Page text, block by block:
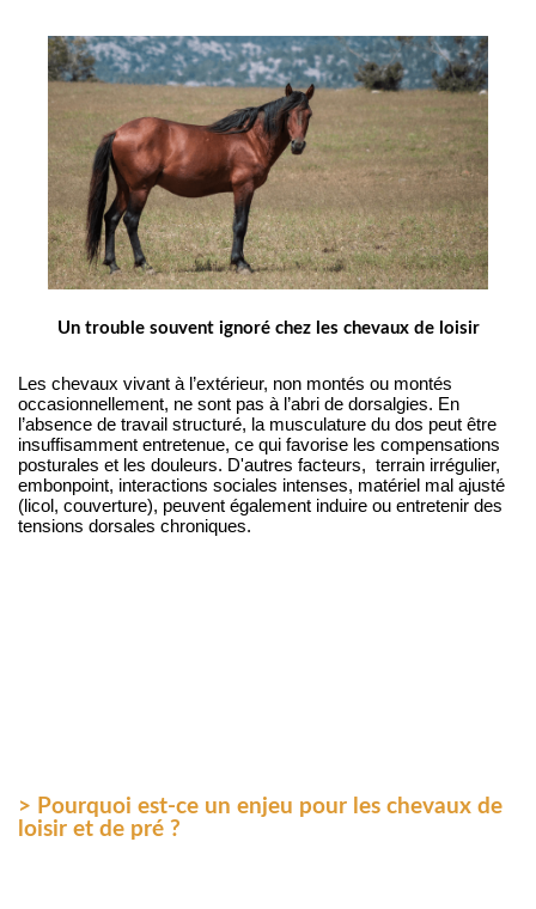
Un trouble souvent ignoré chez les chevaux de loisir
Les chevaux vivant à l’extérieur, non montés ou montés
occasionnellement, ne sont pas à l’abri de dorsalgies. En
l’absence de travail structuré, la musculature du dos peut être
insuffisamment entretenue, ce qui favorise les compensations
posturales et les douleurs. D'autres facteurs,  terrain irrégulier,
embonpoint, interactions sociales intenses, matériel mal ajusté
(licol, couverture), peuvent également induire ou entretenir des
tensions dorsales chroniques.
> Pourquoi est-ce un enjeu pour les chevaux de
loisir et de pré ?